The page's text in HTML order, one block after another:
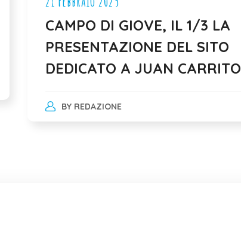
CAMPO DI GIOVE, IL 1/3 LA
PRESENTAZIONE DEL SITO
DEDICATO A JUAN CARRITO
BY REDAZIONE